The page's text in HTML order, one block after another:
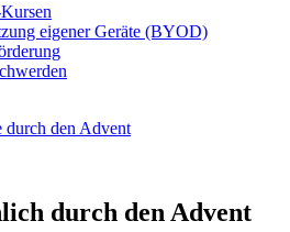
eigener Geräte (BYOD)
den Advent
durch den Advent